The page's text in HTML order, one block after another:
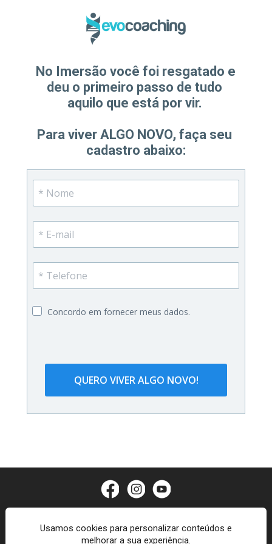
No Imersão você foi resgatado e
deu o primeiro passo de tudo
aquilo que está por vir.
Para viver ALGO NOVO, faça seu
cadastro abaixo:
Concordo em fornecer meus dados.
QUERO VIVER ALGO NOVO!
Política de privacidade
Termos de uso
Usamos cookies para personalizar conteúdos e
melhorar a sua experiência.